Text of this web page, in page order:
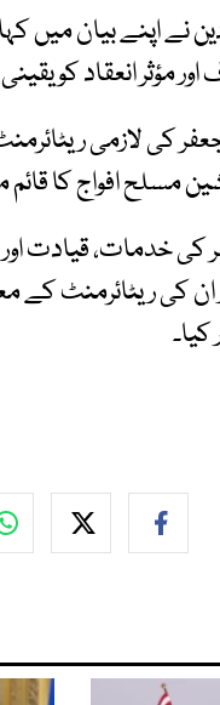
نے اپنے بیان میں
مؤثر انعقاد کو
کی لازمی
مسلح افواج کا قائم
کی خدمات، قیادت
اور ان کی